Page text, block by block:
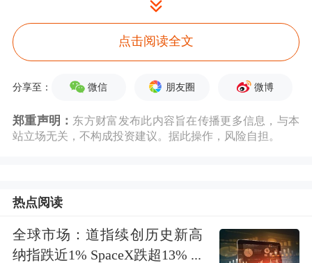
划，华电新能则因福州海上风电项目锚
定当地，折射出IPO布局与区域产业协
同的紧密逻辑。
度的A股IPO数量为27家，募资额合计
点击阅读全文
分享至： 微信 朋友圈 微博
郑重声明： 东方财富发布此内容旨在传播更多信息，与本
站立场无关，不构成投资建议。据此操作，风险自担。
热点阅读
全球市场：道指续创历史新高
纳指跌近1% SpaceX跌超13% ...